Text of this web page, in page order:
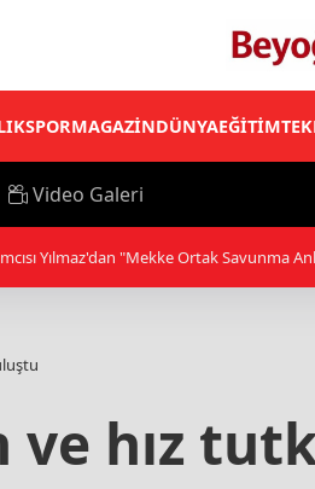
SPORMAGAZİNDÜNYAEĞİTİM
Video Galeri
şirketlerine yeni düzenleme
hız